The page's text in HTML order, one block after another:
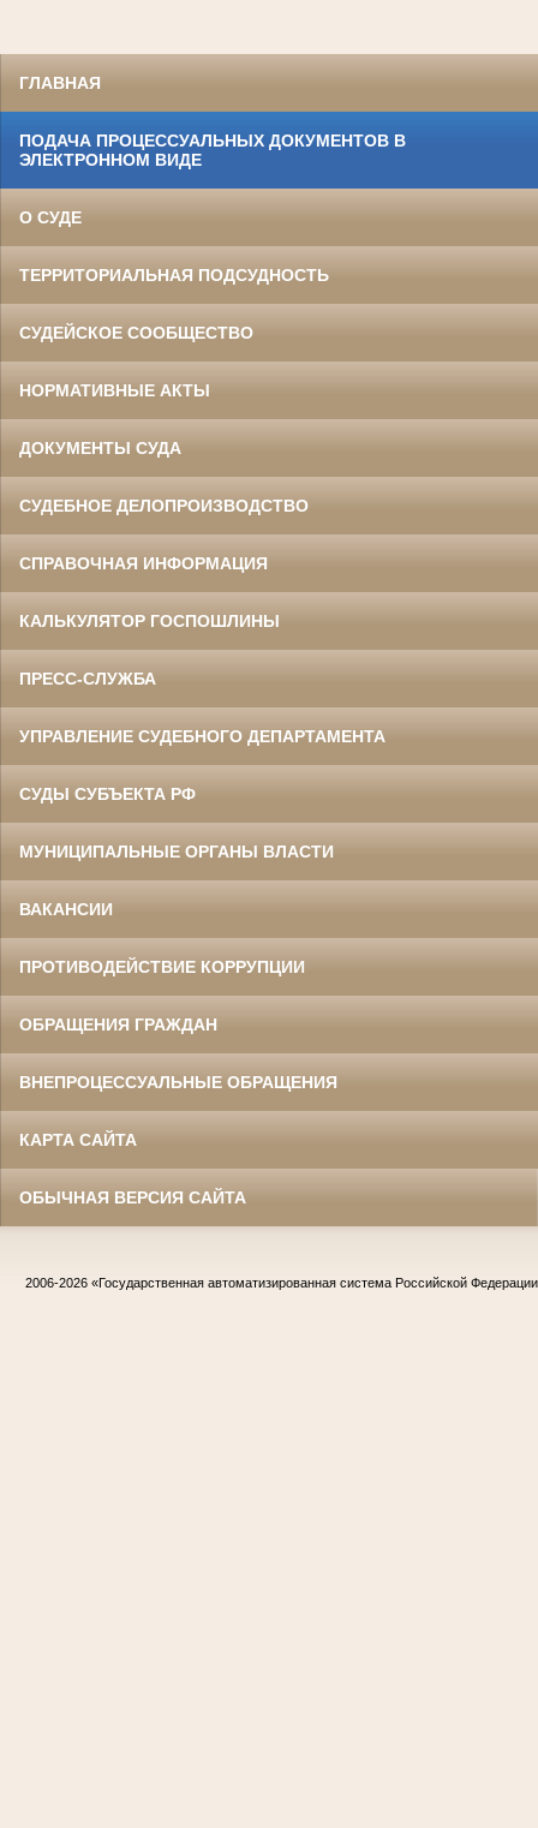
ГЛАВНАЯ
ПОДАЧА ПРОЦЕССУАЛЬНЫХ ДОКУМЕНТОВ В
ЭЛЕКТРОННОМ ВИДЕ
О СУДЕ
ТЕРРИТОРИАЛЬНАЯ ПОДСУДНОСТЬ
СУДЕЙСКОЕ СООБЩЕСТВО
НОРМАТИВНЫЕ АКТЫ
ДОКУМЕНТЫ СУДА
СУДЕБНОЕ ДЕЛОПРОИЗВОДСТВО
СПРАВОЧНАЯ ИНФОРМАЦИЯ
КАЛЬКУЛЯТОР ГОСПОШЛИНЫ
ПРЕСС-СЛУЖБА
УПРАВЛЕНИЕ СУДЕБНОГО ДЕПАРТАМЕНТА
СУДЫ СУБЪЕКТА РФ
МУНИЦИПАЛЬНЫЕ ОРГАНЫ ВЛАСТИ
ВАКАНСИИ
ПРОТИВОДЕЙСТВИЕ КОРРУПЦИИ
ОБРАЩЕНИЯ ГРАЖДАН
ВНЕПРОЦЕССУАЛЬНЫЕ ОБРАЩЕНИЯ
КАРТА САЙТА
ОБЫЧНАЯ ВЕРСИЯ САЙТА
2006-2026 «Государственная автоматизированная система Российской